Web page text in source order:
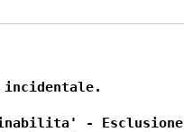
inabilita' - Esclusione